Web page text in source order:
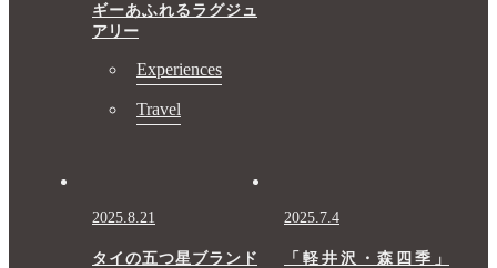
ギーあふれるラグジュ
アリー
Experiences
Travel
2025.8.21
タイの五つ星ブランド
2025.7.4
「軽井沢・森四季」